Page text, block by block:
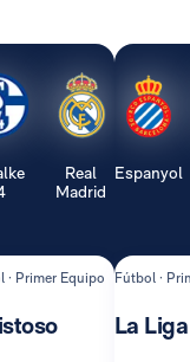
Real
Madrid
· Primer Equipo
Espanyol
Fútbol ·
La Liga